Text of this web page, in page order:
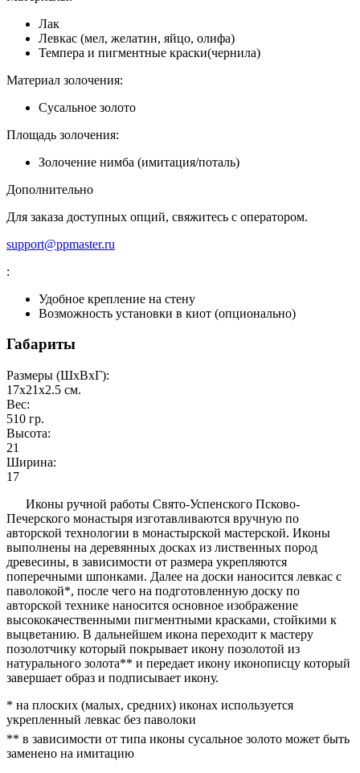
Лак
Левкас (мел, желатин, яйцо, олифа)
Темпера и пигментные краски(чернила)
Материал золочения:
Сусальное золото
Площадь золочения:
Золочение нимба (имитация/поталь)
Дополнительно
Для заказа доступных опций, свяжитесь с оператором.
support@ppmaster.ru
:
Удобное крепление на стену
Возможность установки в киот (опционально)
Габариты
Размеры (ШxВxГ):
17x21x2.5 см.
Вес:
510 гр.
Высота:
21
Ширина:
17
Иконы ручной работы Свято-Успенского Псково-
Печерского монастыря изготавливаются вручную по
авторской технологии в монастырской мастерской. Иконы
выполнены на деревянных досках из лиственных пород
древесины, в зависимости от размера укрепляются
поперечными шпонками. Далее на доски наносится левкас с
паволокой*, после чего на подготовленную доску по
авторской технике наносится основное изображение
высококачественными пигментными красками, стойкими к
выцветанию. В дальнейшем икона переходит к мастеру
позолотчику который покрывает икону позолотой из
натурального золота** и передает икону иконописцу который
завершает образ и подписывает икону.
* на плоских (малых, средних) иконах используется
укрепленный левкас без паволоки
** в зависимости от типа иконы сусальное золото может быть
заменено на имитацию